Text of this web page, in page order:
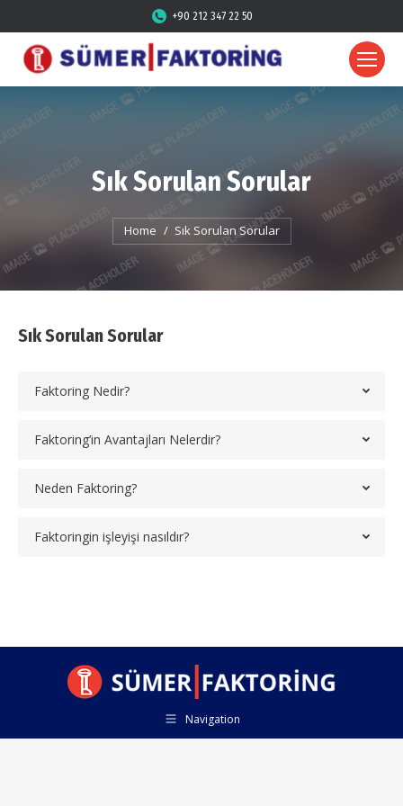
+90 212 347 22 50
Sık Sorulan Sorular
You are here:
Home Sık Sorulan Sorular
Sık Sorulan Sorular
Faktoring Nedir?
Faktoring’in Avantajları Nelerdir?
Neden Faktoring?
Faktoringin işleyişi nasıldır?
Navigation